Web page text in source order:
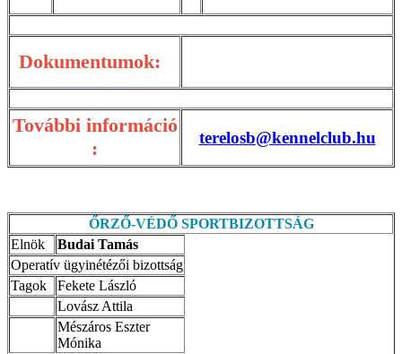
Dokumentumok:
További információ
:
terelosb@kennelclub.hu
ŐRZŐ-VÉDŐ SPORTBIZOTTSÁG
Elnök
Budai Tamás
Operatív ügyinétézői bizottság
Tagok
Fekete László
Lovász Attila
Mészáros Eszter
Mónika